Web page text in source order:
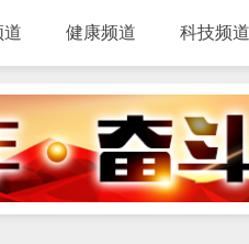
道 健康频道 科技频道